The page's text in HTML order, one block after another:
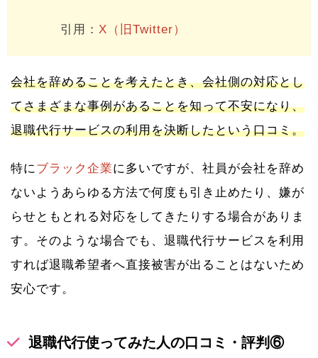
引用： X（旧Twitter）
会社を辞めることを考えたとき、会社側の対応とし
てさまざまな事例があることを知って不安になり、
退職代行サービスの利用を決断したという口コミ。
特にブラック企業に多いですが、社員が会社を辞め
ないようあらゆる方法で何度も引き止めたり、嫌が
らせともとれる対応をしてきたりする場合がありま
す。そのような場合でも、退職代行サービスを利用
すれば退職希望者へ直接被害が出ることはないため
安心です。
退職代行使ってみた人の口コミ・評判⑥